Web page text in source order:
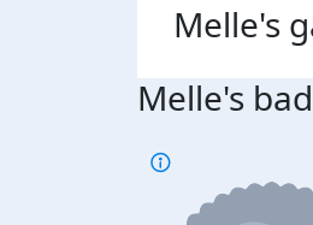
Melle's
Melle's